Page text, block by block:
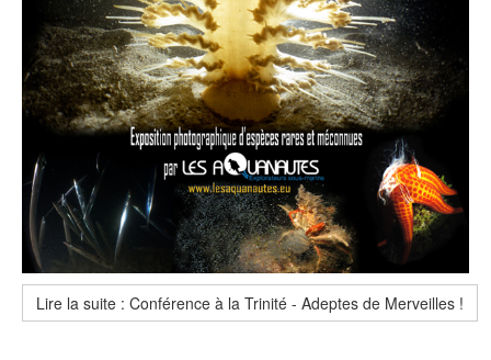
Lire la suite : Conférence à la Trinité - Adeptes de Merveilles !